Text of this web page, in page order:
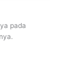
pada